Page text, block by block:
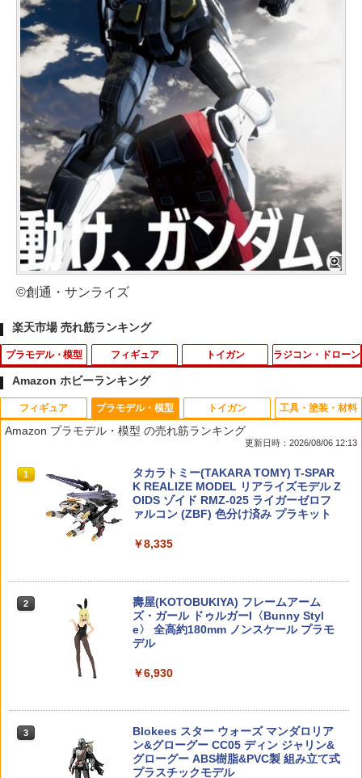
©創通・サンライズ
楽天市場 売れ筋ランキング
プラモデル・模型
1
ダイヤスレンジャー 【PMKJ042】 (工
具)
05B ザクI (プラモデル)
【送料無料】タミヤ ソーラー工作シリー
1/1 『メガミデバイス M.S.G』 10 フェ
イスセット PUNI☆MOFU用 01 スキンカ
フィギュア
1
ウルトラマンシリーズ 英雄勇像 ゾフィ
ー 全1種
刃 VIBRATION STARS バイブレーショ
￥8,000
RLISE「輪廻の嘆きと平和の懸け橋/一番
トイガン
1
Maple Leaf MACARON AUTOBOT ホッ
プアップパッキン 60° for GBB/VSR-10
◆マカロン オートボット 飛距離アップ
ングレンジ
￥690
180％強化レート 動作安定化に
￥490
ードケース/ガンケース/ガンバッグ
￥1,280
ラジコン・ドローン
1
【割引】単4形 アルカリ乾電池 1個10本
入り 単四 アルカリ電池 リモコン 家電 お
もちゃ ゲーム 予備 電池 災害時 防災 乾
用 緊急時 地震対策 台風対策 新生活 まと
め買い /60N◇ LAZOS:単4乾電池
￥350
ットドローン専用 h030-32専用 ドローン
プロペラ プロペラ単体 子供の日 母の日
プレゼント おうち 家中 親子で遊べる 送
料無料 即納 ラッピング可
￥420
3
【送料無料】ラジコン バッテリー USB
充電ケーブル 2個セット 3.7V 充電池 充
電コード おもちゃ ラジコン USB 充電
ケーブル 予備 替え 便利 接続 スペア ラ
Amazon ホビーランキング
フィギュア
1
TAMASHII NATIONS オリジン・オブ・
バルキリー 超時空要塞マクロス VF-1J
バルキリー45th Anniv. 約225mm ABS&
ダイキャスト製 塗装済み可動フィギュア
￥22,900
2
TAMASHII NATIONS S.H.フィギュアー
ツ 呪術廻戦 伏黒甚爾 約155mm PVC&A
BS製 塗装済み可動フィギュア
ツ 攻殻機動隊 THE GHOST IN THE SHE
LL 草薙素子 約140mm PVC&ABS製 塗
装済み可動フィギュア
プラモデル・模型
Amazon プラモデル・模型 の売れ筋ランキング
更新日時：2026/08/06 12:13
1
タカラトミー(TAKARA TOMY) T-SPAR
K REALIZE MODEL リアライズモデル Z
OIDS ゾイド RMZ-025 ライガーゼロフ
ァルコン (ZBF) 色分け済み プラキット
￥8,335
2
壽屋(KOTOBUKIYA) フレームアーム
ズ・ガール ドゥルガーI〈Bunny Styl
e〉 全高約180mm ノンスケール プラモ
デル
￥6,930
3
Blokees スター ウォーズ マンダロリア
ン&グローグー CC05 ディン ジャリン&
グローグー ABS樹脂&PVC製 組み立て式
プラスチックモデル
トイガン 工具・塗装・材料